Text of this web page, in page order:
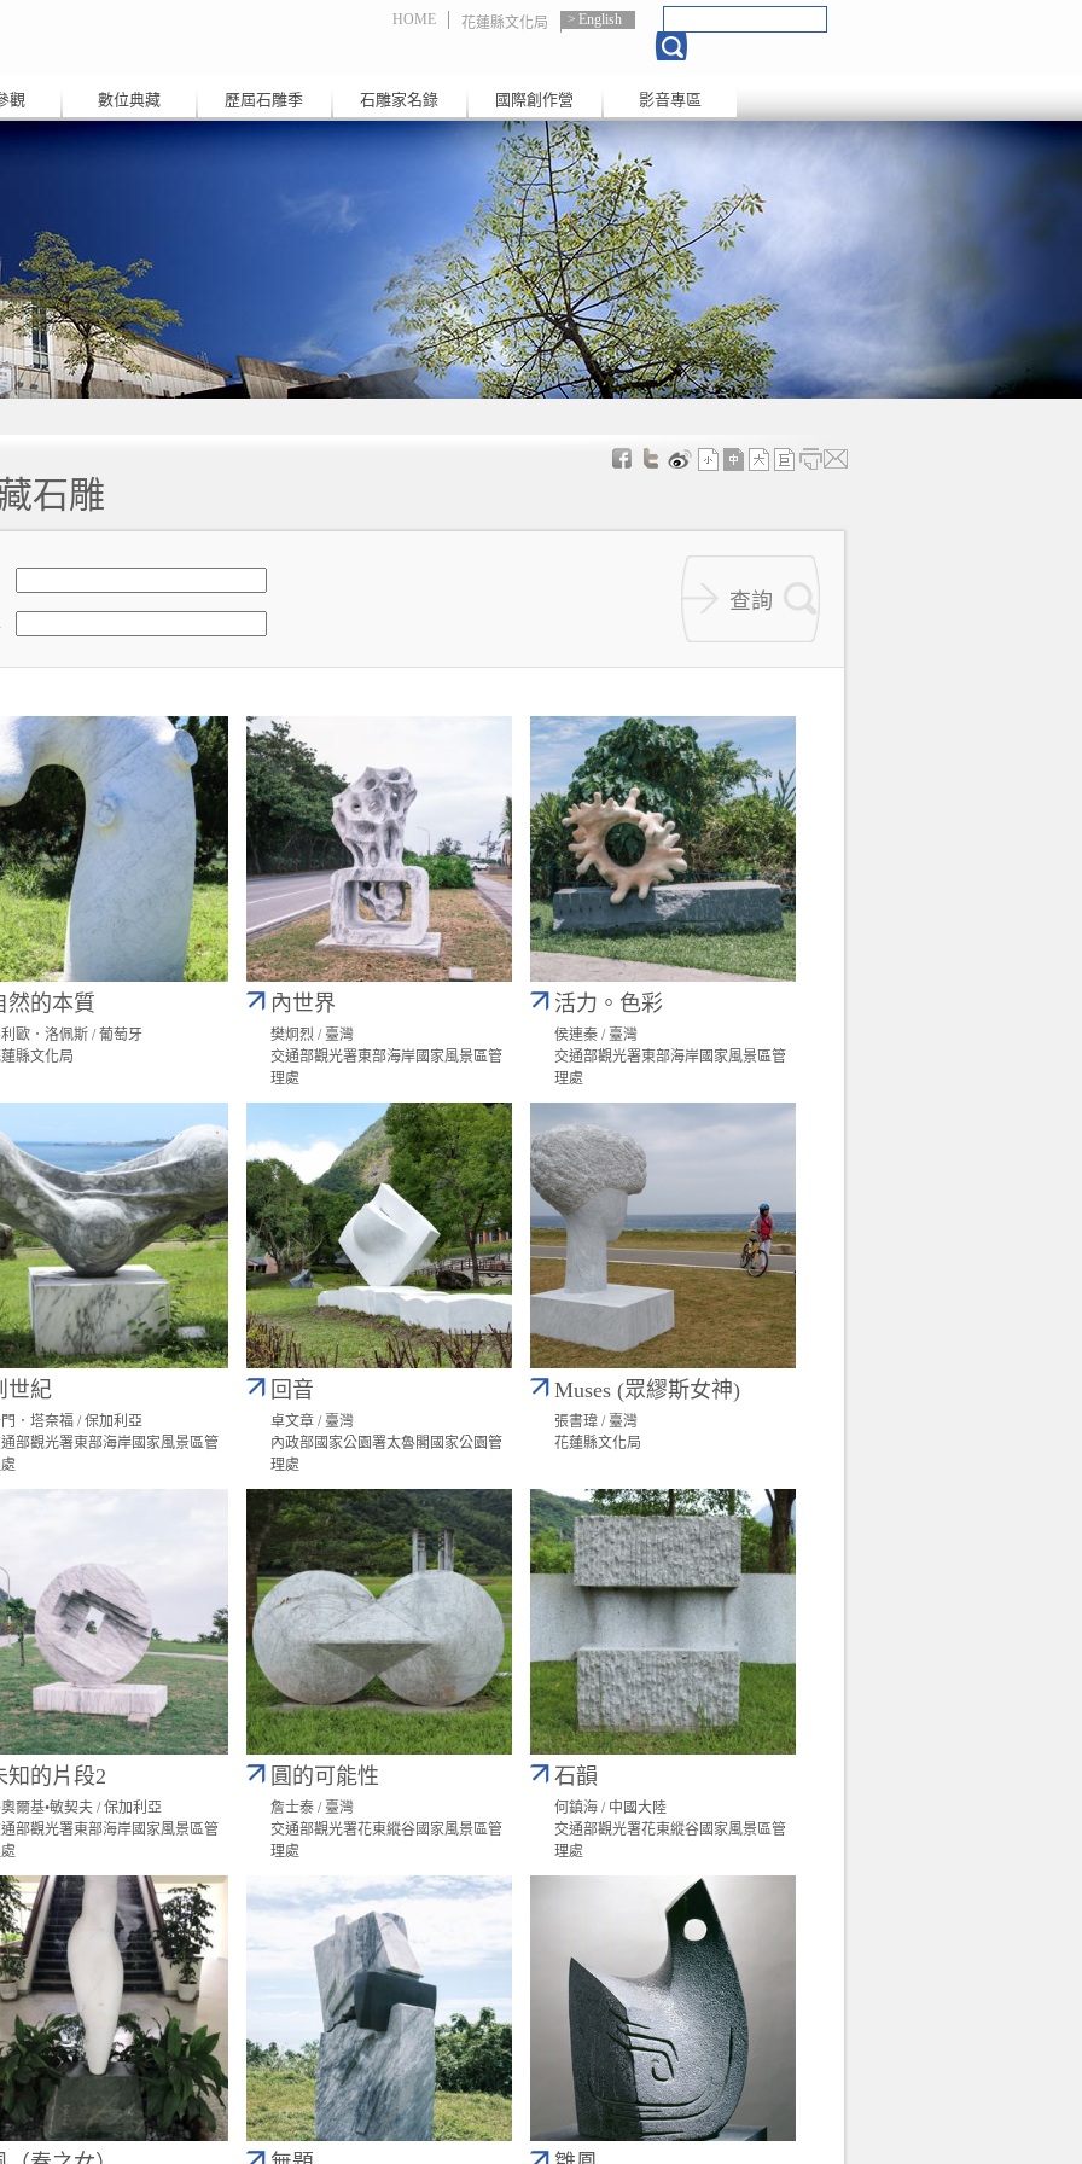
HOME 花蓮縣文化局 English
觀 數位典藏 歷屆石雕季 石雕家名錄 國際創作營 影音專區
石雕
然的本質
歐．洛佩斯 / 葡萄牙
縣文化局
內世界
樊炯烈 / 臺灣
交通部觀光署東部海岸國家風景區管
理處
活力。色彩
侯連秦 / 臺灣
交通部觀光署東部海岸國家風景區管
理處
世紀
．塔奈福 / 保加利亞
部觀光署東部海岸國家風景區管
回音
卓文章 / 臺灣
內政部國家公園署太魯閣國家公園管
理處
Muses (眾繆斯女神)
張書瑋 / 臺灣
花蓮縣文化局
知的片段2
爾基•敏契夫 / 保加利亞
部觀光署東部海岸國家風景區管
圓的可能性
詹士泰 / 臺灣
交通部觀光署花東縱谷國家風景區管
理處
石韻
何鎮海 / 中國大陸
交通部觀光署花東縱谷國家風景區管
理處